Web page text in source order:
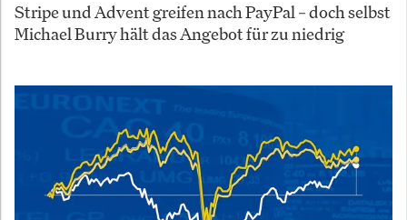
Stripe und Advent greifen nach PayPal – doch selbst
Michael Burry hält das Angebot für zu niedrig